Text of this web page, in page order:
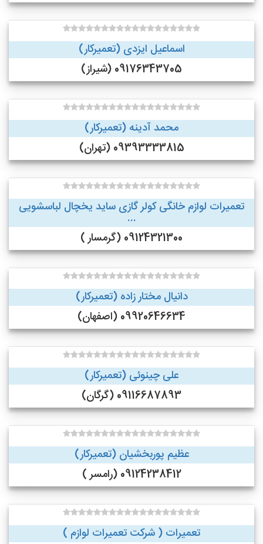
اسماعیل ایزدی (تعمیرکار)
09176343705 (شیراز)
محمد آدینه (تعمیرکار)
09393333815 (تهران)
تعمیرات لوازم خانگی کولر گازی ساید یخچال لباسشویی
...
09124321300 (گرمسار )
دانیال مختار زاده (تعمیرکار)
09920646634 (اصفهان)
علی چینوئی (تعمیرکار)
09116687893 (گرگان)
عظیم پوربخشیان (تعمیرکار)
09124238412 (رامسر )
تعمیرات ( شرکت تعمیرات لوازم )